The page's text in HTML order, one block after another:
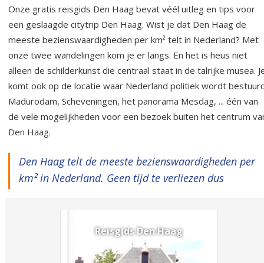
Onze gratis reisgids Den Haag bevat véél uitleg en tips voor
een geslaagde citytrip Den Haag. Wist je dat Den Haag de
meeste bezienswaardigheden per km² telt in Nederland? Met
onze twee wandelingen kom je er langs. En het is heus niet
alleen de schilderkunst die centraal staat in de talrijke musea.
komt ook op de locatie waar Nederland politiek wordt
Madurodam, Scheveningen, het panorama Mesdag, ... één van
de vele mogelijkheden voor een bezoek buiten het centrum
Den Haag.
Den Haag telt de meeste bezienswaardigheden per
km² in Nederland. Geen tijd te verliezen dus
Reisgids Den Haag